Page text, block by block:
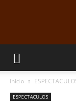
Inicio
ESPECTACULOS